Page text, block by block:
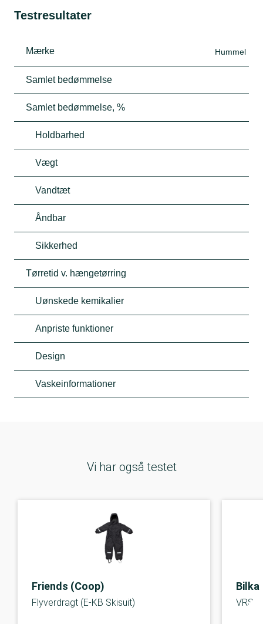
Testresultater
Mærke Hummel
Samlet bedømmelse
Samlet bedømmelse, %
Holdbarhed
Vægt
Vandtæt
Åndbar
Sikkerhed
Tørretid v. hængetørring
Uønskede kemikalier
Anpriste funktioner
Design
Vaskeinformationer
Vi har også testet
Friends (Coop)
Flyverdragt (E-KB Skisuit)
Bilka
VRS